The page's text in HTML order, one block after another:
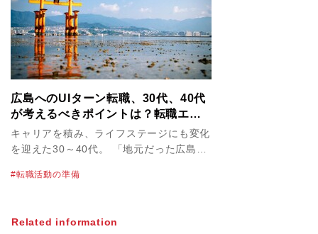
広島へのUIターン転職、30代、40代
が考えるべきポイントは？転職エー
ジェントの賢い使い方も解説！
キャリアを積み、ライフステージにも変化
を迎えた30～40代。 「地元だった広島で
たい」と考えている方も多いかもしれませ
す。 しかし、都市圏から遠方に転職する
転職活動の準備
Related information